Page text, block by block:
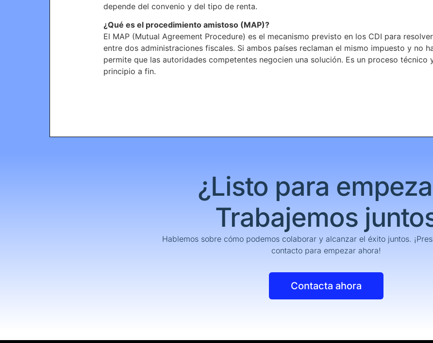
depende del convenio y del tipo de renta.
¿Qué es el procedimiento amistoso (MAP)?
El MAP (Mutual Agreement Procedure) es el mecanismo previsto en los CDI para
entre dos administraciones fiscales. Si ambos países reclaman el mismo impuesto y no
permite que las autoridades competentes negocien una solución. Es un proceso técnico
principio a fin.
¿Listo para
Trabajemos
Hablemos sobre cómo podemos colaborar y alcanzar el éxito juntos.
contacto para empezar ahora!
Contacta ahora